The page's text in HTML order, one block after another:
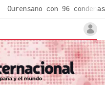
Ourensano con 96 condenas